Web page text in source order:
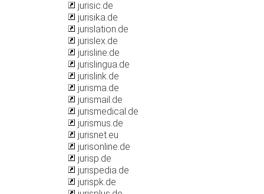
jurisic.de
jurisika.de
jurislation.de
jurislex.de
jurisline.de
jurislingua.de
jurislink.de
jurisma.de
jurismail.de
jurismedical.de
jurismus.de
jurisnet.eu
jurisonline.de
jurisp.de
jurispedia.de
jurispk.de